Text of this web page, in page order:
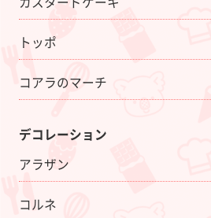
カスタードケーキ
トッポ
コアラのマーチ
デコレーション
アラザン
コルネ